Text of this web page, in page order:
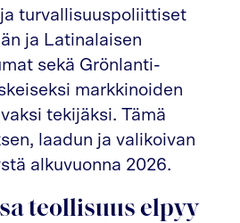
turvallisuuspoliittiset
ja Latinalaisen
sekä Grönlanti-
markkinoiden
tekijäksi. Tämä
laadun ja valikoivan
alkuvuonna 2026.
teollisuus elpyy